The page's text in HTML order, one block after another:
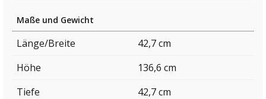
Maße und Gewicht
Länge/Breite
42,7 cm
Höhe
136,6 cm
Tiefe
42,7 cm